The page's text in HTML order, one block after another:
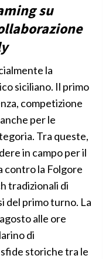
su
la
siciliano. Il primo
competizione
per le
Tra queste,
in campo per il
la Folgore
tradizionali di
del primo turno. La
alle ore
di
storiche tra le